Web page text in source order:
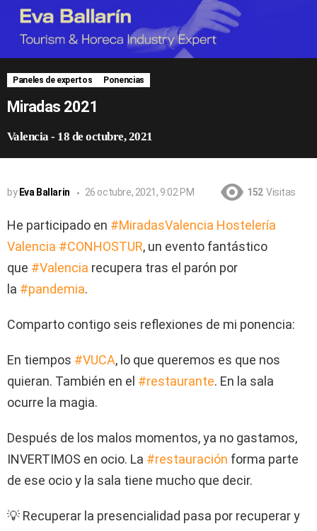
Paneles de expertos Ponencias
Miradas 2021
Valencia- 18 de octubre, 2021
by Eva Ballarin 26 octubre, 2021, 9:02 PM 152 Visitas
He participado en #MiradasValencia Hostelería
Valencia #CONHOSTUR, un evento fantástico
que #Valencia recupera tras el parón por
la #pandemia.
Comparto contigo seis reflexiones de mi ponencia:
En tiempos #VUCA, lo que queremos es que nos
quieran. También en el #restaurante. En la sala
ocurre la magia.
Después de los malos momentos, ya no gastamos,
INVERTIMOS en ocio. La #restauración forma parte
de ese ocio y la sala tiene mucho que decir.
💡 Recuperar la presencialidad pasa por recuperar y